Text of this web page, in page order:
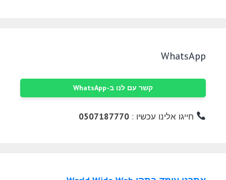
WhatsApp
קשר עם לנו ב-WhatsApp
חייגו אלינו עכשיו :0507187770